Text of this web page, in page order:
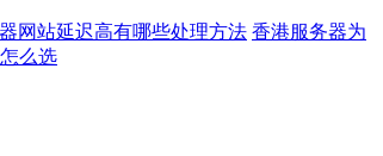
网站延迟高有哪些处理方法 香港服务器为
么选